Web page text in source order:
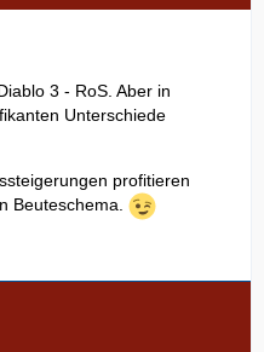
3 - RoS. Aber in
Unterschiede
profitieren
Beuteschema.